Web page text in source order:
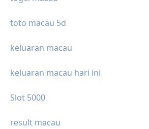
toto macau 5d
keluaran macau
keluaran macau hari ini
Slot 5000
result macau